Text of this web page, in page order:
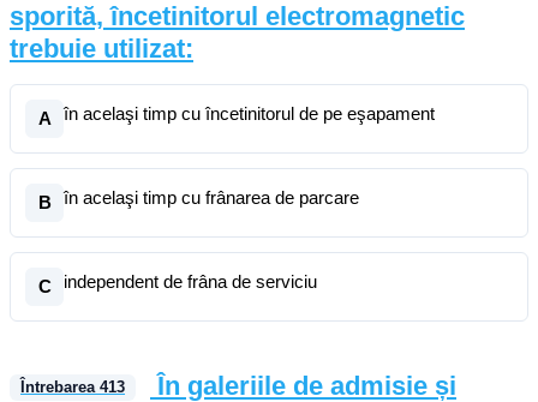
sporită, încetinitorul electromagnetic
trebuie utilizat:
A în acelaşi timp cu încetinitorul de pe eşapament
B în acelaşi timp cu frânarea de parcare
C independent de frâna de serviciu
Întrebarea 413
În galeriile de admisie și